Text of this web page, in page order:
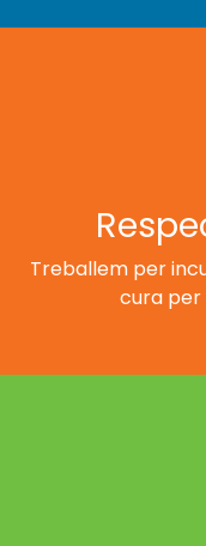
Treballem per
cura per